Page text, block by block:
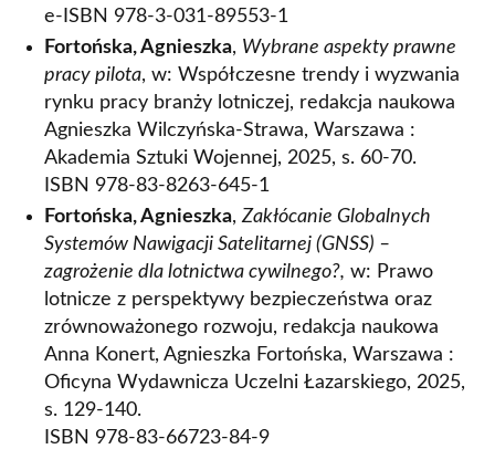
e-ISBN 978-3-031-89553-1
Fortońska, Agnieszka, Wybrane aspekty prawne
pracy pilota, w: Współczesne trendy i wyzwania
rynku pracy branży lotniczej, redakcja naukowa
Agnieszka Wilczyńska-Strawa, Warszawa :
Akademia Sztuki Wojennej, 2025, s. 60-70.
ISBN 978-83-8263-645-1
Fortońska, Agnieszka,Zakłócanie Globalnych
Systemów Nawigacji Satelitarnej (GNSS) –
zagrożenie dla lotnictwa cywilnego?, w: Prawo
lotnicze z perspektywy bezpieczeństwa oraz
zrównoważonego rozwoju, redakcja naukowa
Anna Konert, Agnieszka Fortońska, Warszawa :
Oficyna Wydawnicza Uczelni Łazarskiego, 2025,
s. 129-140.
ISBN 978-83-66723-84-9